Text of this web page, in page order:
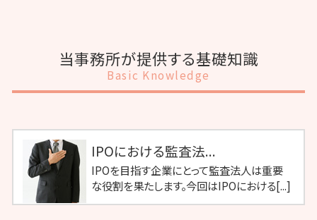
当事務所が提供する基礎知識
Basic Knowledge
IPOにおける監査法...
IPOを目指す企業にとって監査法人は重要
な役割を果たします。今回はIPOにおける[...]